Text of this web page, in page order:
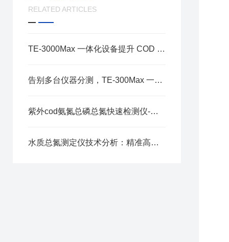
RELATED ARTICLES
TE-3000Max 一体化设备提升 COD 氨氮总磷总氮化验效率
告别多台仪器分测，TE-300Max 一体化设备提升 COD 氨氮总磷总氮检测效率
紫外cod氨氮总磷总氮快速检测仪-选天尔-按需定制
水质总氮测定仪技术分析：精准高效的总氮检测核心技术拆解